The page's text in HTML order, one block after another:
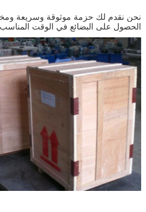
نحن نقدم لك حزمة موثوقة وسريعة
الحصول على البضائع في الوقت المناسب